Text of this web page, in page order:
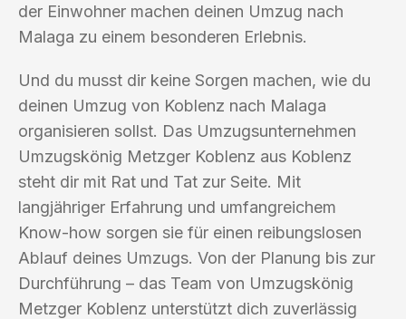
der Einwohner machen deinen Umzug nach
Malaga zu einem besonderen Erlebnis.
Und du musst dir keine Sorgen machen, wie du
deinen Umzug von Koblenz nach Malaga
organisieren sollst. Das Umzugsunternehmen
Umzugskönig Metzger Koblenz aus Koblenz
steht dir mit Rat und Tat zur Seite. Mit
langjähriger Erfahrung und umfangreichem
Know-how sorgen sie für einen reibungslosen
Ablauf deines Umzugs. Von der Planung bis zur
Durchführung – das Team von Umzugskönig
Metzger Koblenz unterstützt dich zuverlässig